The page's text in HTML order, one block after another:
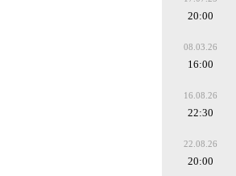
20:00
08.03.26
16:00
16.08.26
22:30
22.08.26
20:00